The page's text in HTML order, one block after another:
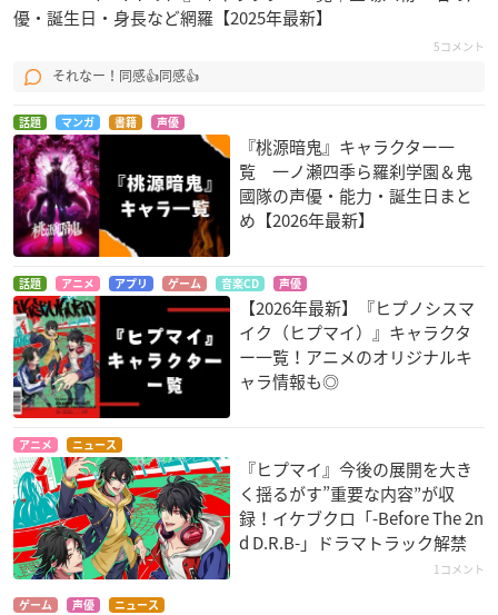
優・誕生日・身長など網羅【2025年最新】
5コメント
それなー！同感👍同感👍
話題 マンガ 書籍 声優
『桃源暗鬼』キャラクター一
覧 一ノ瀬四季ら羅刹学園＆鬼
國隊の声優・能力・誕生日まと
め【2026年最新】
話題 アニメ アプリ ゲーム 音楽CD 声優
【2026年最新】『ヒプノシスマ
イク（ヒプマイ）』キャラクタ
ー一覧！アニメのオリジナルキ
ャラ情報も◎
アニメ ニュース
『ヒプマイ』今後の展開を大き
く揺るがす”重要な内容”が収
録！イケブクロ「-Before The 2n
d D.R.B-」ドラマトラック解禁
1コメント
ゲーム 声優 ニュース